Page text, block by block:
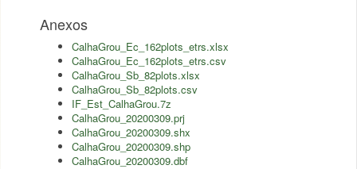
Anexos
CalhaGrou_Ec_162plots_etrs.xlsx
CalhaGrou_Ec_162plots_etrs.csv
CalhaGrou_Sb_82plots.xlsx
CalhaGrou_Sb_82plots.csv
IF_Est_CalhaGrou.7z
CalhaGrou_20200309.prj
CalhaGrou_20200309.shx
CalhaGrou_20200309.shp
CalhaGrou_20200309.dbf